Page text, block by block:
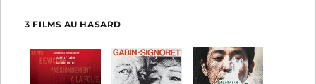
3 FILMS AU HASARD